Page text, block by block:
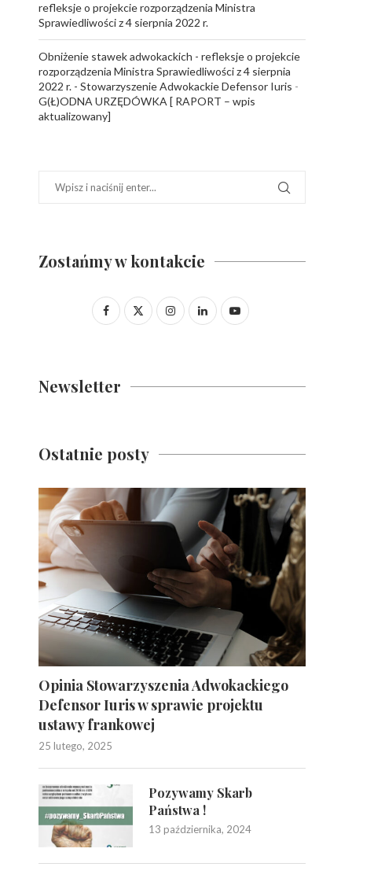
refleksje o projekcie rozporządzenia Ministra
Sprawiedliwości z 4 sierpnia 2022 r.
Obniżenie stawek adwokackich - refleksje o projekcie
rozporządzenia Ministra Sprawiedliwości z 4 sierpnia
2022 r. - Stowarzyszenie Adwokackie Defensor Iuris -
G(Ł)ODNA URZĘDÓWKA [ RAPORT – wpis
aktualizowany]
Zostańmy w kontakcie
Newsletter
Ostatnie posty
Opinia Stowarzyszenia Adwokackiego
Defensor Iuris w sprawie projektu
ustawy frankowej
25 lutego, 2025
Pozywamy Skarb
Państwa !
13 października, 2024